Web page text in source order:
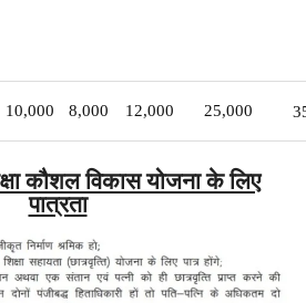
10,000 8,000 12,000 25,000
कौशल विकास योजना के लिए
पात्रता